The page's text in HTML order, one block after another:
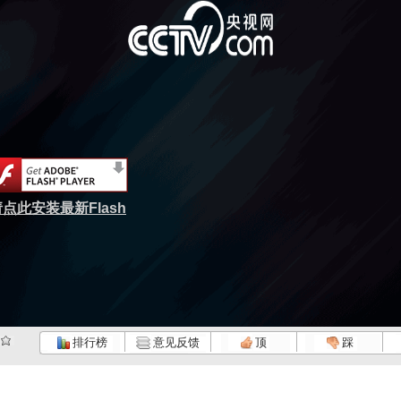
点此安装最新Flash
排行榜 意见反馈 顶 踩